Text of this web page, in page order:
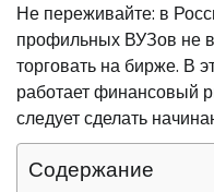
Не переживайте: в
профильных ВУЗов не
торговать на бирже. В
работает финансовый
следует сделать
Содержание